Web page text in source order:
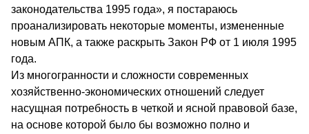
законодательства 1995 года», я постараюсь
проанализировать некоторые моменты, измененные
новым АПК, а также раскрыть Закон РФ от 1 июля 1995
года.
Из многогранности и сложности современных
хозяйственно-экономических отношений следует
насущная потребность в четкой и ясной правовой базе,
на основе которой было бы возможно полно и